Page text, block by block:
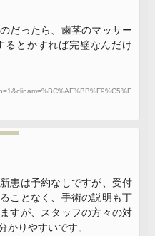
だったら、歯茎のマッサー
るとかすれば完璧なんだけ
患は予約なしですが、受付
ことなく、手術の説明も丁
すが、スタッフの方々の対
かりやすいです。